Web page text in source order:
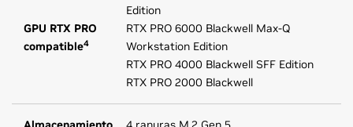
GPU RTX PRO
compatible4
Edition
RTX PRO 6000 Blackwell Max-Q
Workstation Edition
RTX PRO 4000 Blackwell SFF Edition
RTX PRO 2000 Blackwell